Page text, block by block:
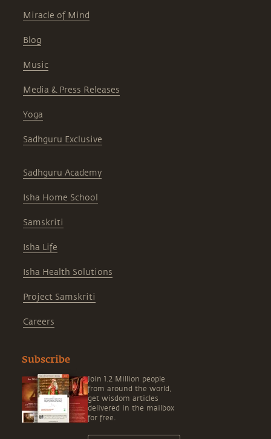
Miracle of Mind
Blog
Music
Media & Press Releases
Yoga
Sadhguru Exclusive
Sadhguru Academy
Isha Home School
Samskriti
Isha Life
Isha Health Solutions
Project Samskriti
Careers
Subscribe
Join 1.2 Million people
from around the world,
get wisdom articles
delivered in the mailbox
for free.